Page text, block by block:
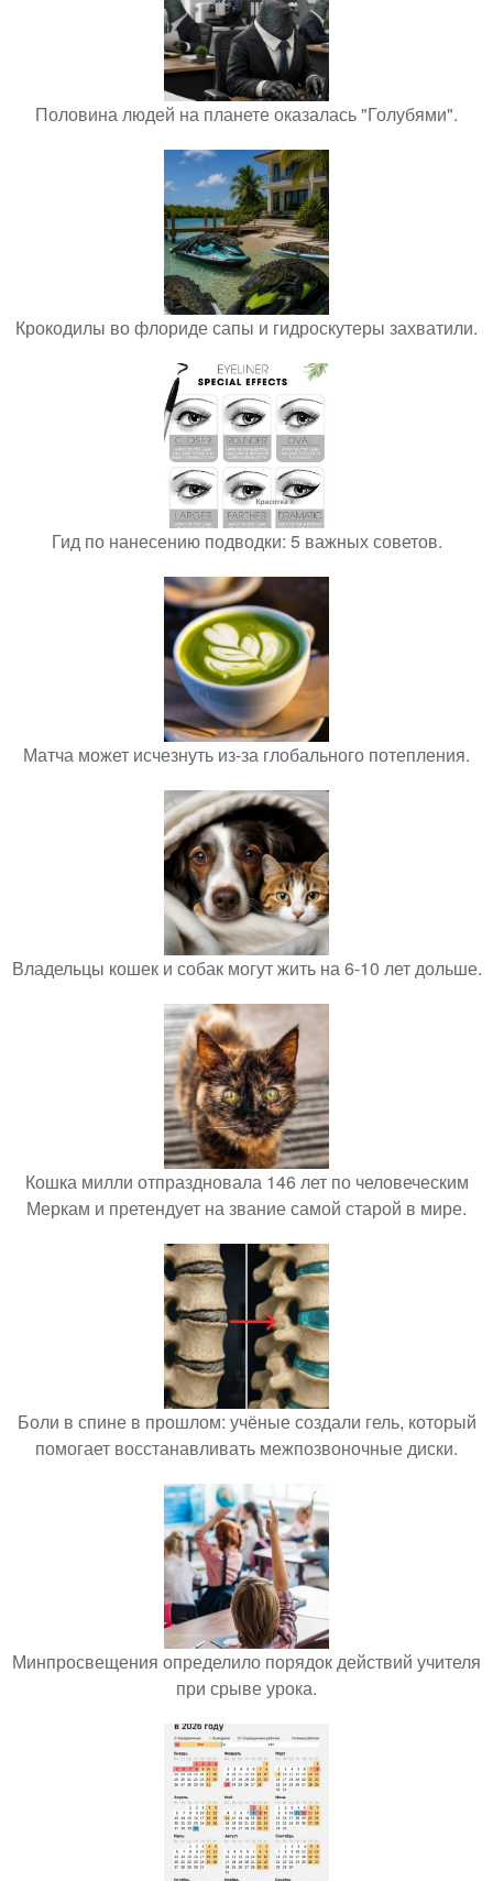
Половина людей на планете оказалась "Голубями".
Крокодилы во флориде сапы и гидроскутеры захватили.
Гид по нанесению подводки: 5 важных советов.
Матча может исчезнуть из-за глобального потепления.
Владельцы кошек и собак могут жить на 6-10 лет дольше.
Кошка милли отпраздновала 146 лет по человеческим
Меркам и претендует на звание самой старой в мире.
Боли в спине в прошлом: учёные создали гель, который
помогает восстанавливать межпозвоночные диски.
Минпросвещения определило порядок действий учителя
при срыве урока.